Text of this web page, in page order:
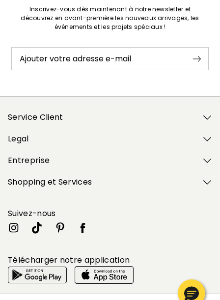
Inscrivez-vous dès maintenant à notre newsletter et
découvrez en avant-première les nouveaux arrivages, les
événements et les projets spéciaux !
Ajouter votre adresse e-mail
Service Client
Legal
Entreprise
Shopping et Services
Suivez-nous
Télécharger notre application